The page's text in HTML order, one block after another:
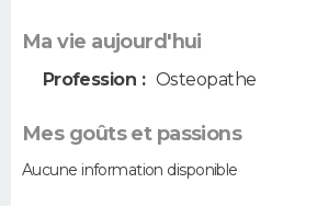
Ma vie aujourd'hui
Profession : Osteopathe
Mes goûts et passions
Aucune information disponible